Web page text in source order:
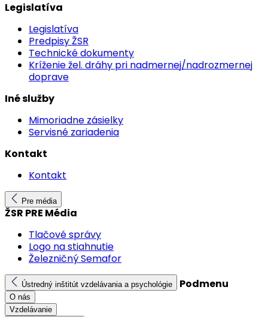
Legislatíva
Legislatíva
Predpisy ŽSR
Technické dokumenty
Kríženie žel. dráhy pri nadmernej/nadrozmernej
doprave
Iné služby
Mimoriadne zásielky
Servisné zariadenia
Kontakt
Kontakt
Pre média
ŽSR PRE Média
Tlačové správy
Logo na stiahnutie
Železničný Semafor
Ústredný inštitút vzdelávania a psychológie Podmenu
O nás
Vzdelávanie